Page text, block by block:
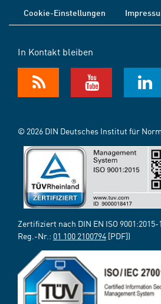
Cookie-Einstellungen
In Kontakt bleiben
© 2026 DIN Deutsches Institut für
Zertifiziert nach DIN EN ISO
Reg.-Nr.: 01 100 2100794 [PDF])